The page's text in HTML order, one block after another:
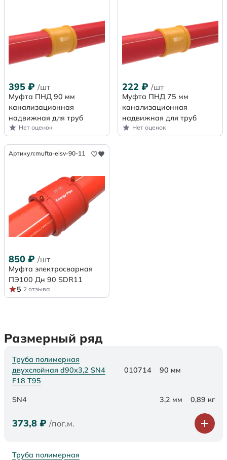
395 ₽ /шт
Муфта ПНД 90 мм
канализационная
надвижная для труб
Нет оценок
222 ₽ /шт
Муфта ПНД 75 мм
канализационная
надвижная для труб
Нет оценок
Артикул:mufta-elsv-90-11
850 ₽ /шт
Муфта электросварная
ПЭ100 Дн 90 SDR11
5 2 отзыва
Размерный ряд
Труба полимерная
двухслойная d90х3,2 SN4
F18 Т95
010714 90 мм
SN4 3,2 мм 0,89 кг
373,8 ₽ /пог.м.
Труба полимерная